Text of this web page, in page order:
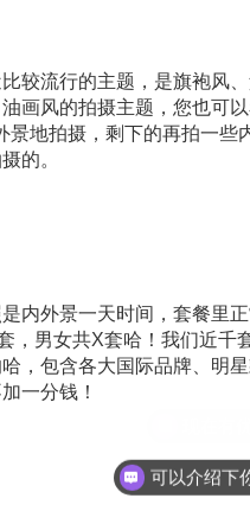
较流行的主题，是旗袍风
画风的拍摄主题，您也可
景地拍摄，剩下的再拍一些
的。
内外景一天时间，套餐里
，男女共X套哈！我们近千
，包含各大国际品牌、明
一分钱！